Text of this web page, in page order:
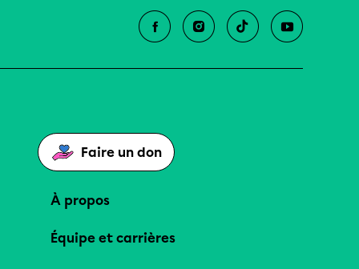
Faire un don
À propos
Équipe et carrières